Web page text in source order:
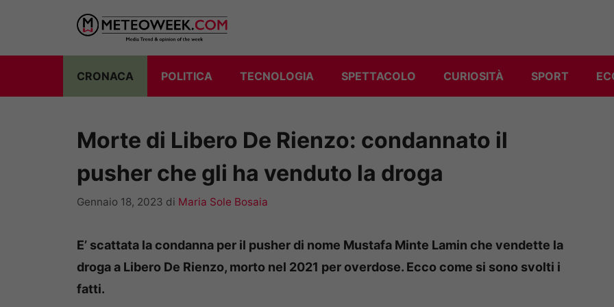
contenuto
CRONACA POLITICA TECNOLOGIA SPETTACOLO CURIOSITÀ SPORT
Morte di Libero De Rienzo: condannato il
pusher che gli ha venduto la droga
Gennaio 18, 2023 di Maria Sole Bosaia
E’ scattata la condanna per il pusher di nome Mustafa Minte Lamin che vendette la
droga a Libero De Rienzo, morto nel 2021 per overdose. Ecco come si sono svolti i
fatti.